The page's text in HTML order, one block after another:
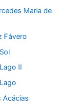
Maria de
Fávero
II
Acácias